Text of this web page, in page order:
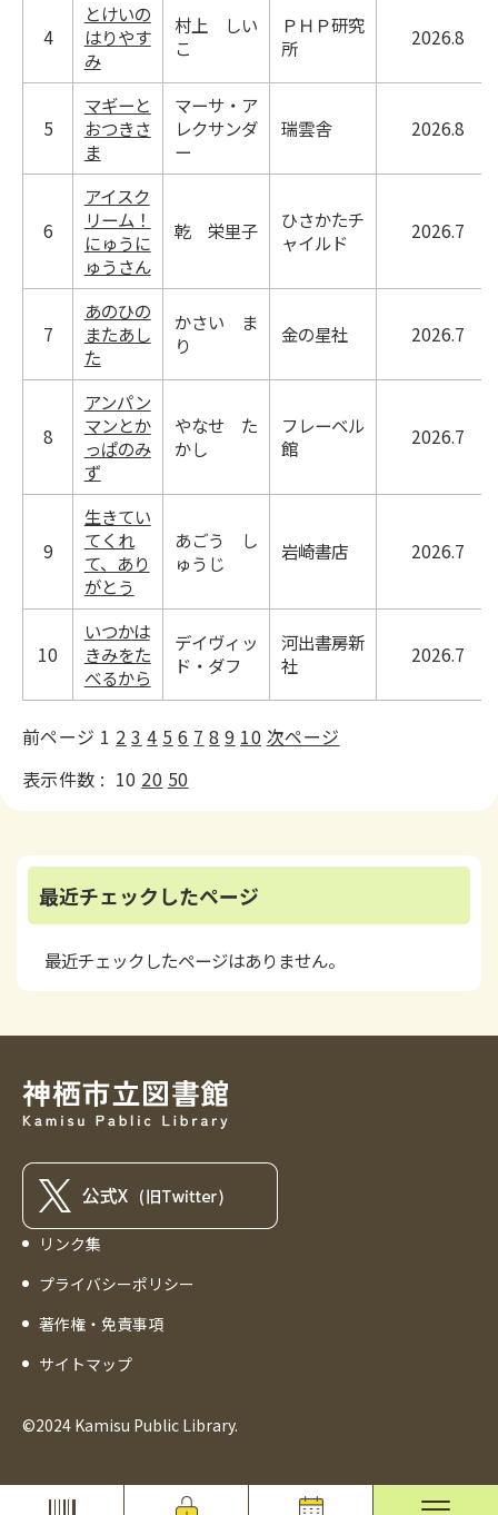
4
とけいの
はりやす
み
村上 しい
こ
ＰＨＰ研究
所
2026.8
5
マギーと
おつきさ
ま
マーサ・ア
レクサンダ
ー
瑞雲舎 2026.8
6
アイスク
リーム！
にゅうに
ゅうさん
乾 栄里子
ひさかたチ
ャイルド
2026.7
7
あのひの
またあし
た
かさい ま
り
金の星社 2026.7
8
アンパン
マンとか
っぱのみ
ず
やなせ た
かし
フレーベル
館
2026.7
9
生きてい
てくれ
て、あり
がとう
あごう し
ゅうじ
岩崎書店 2026.7
10
いつかは
きみをた
べるから
デイヴィッ
ド・ダフ
河出書房新
社
2026.7
前ページ 1 2 3 4 5 6 7 8 9 10 次ページ
表示件数 : 10 20 50
最近チェックしたページ
最近チェックしたページはありません。
リンク集
プライバシーポリシー
著作権・免責事項
サイトマップ
©2024 Kamisu Public Library.